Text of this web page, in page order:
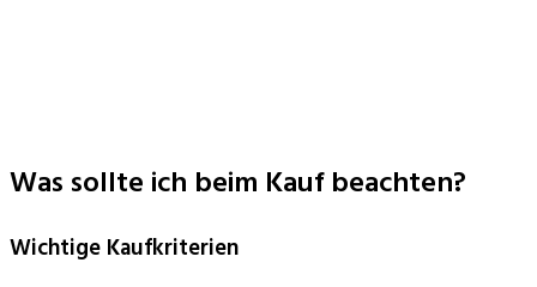
Was sollte ich beim Kauf beachten?
Wichtige Kaufkriterien